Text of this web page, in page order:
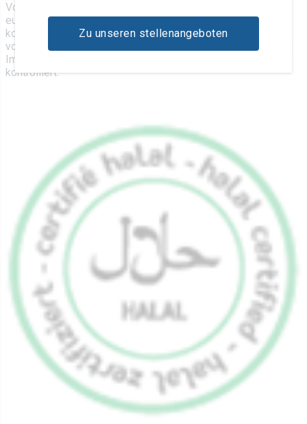
Zu unseren stellenangeboten
Vom Feld bis zur Ladentheke werden Bioprodukte nach den
europäischen Verordnungen 834/2007 und 889/2008
kontrolliert. Einmal im Jahr werden alle beteiligten Parteien,
von den Erzeugern, Verarbeitern und Händlern bis hin zu den
Importeuren, von einer staatlich anerkannten Kontrollstelle
kontrolliert.